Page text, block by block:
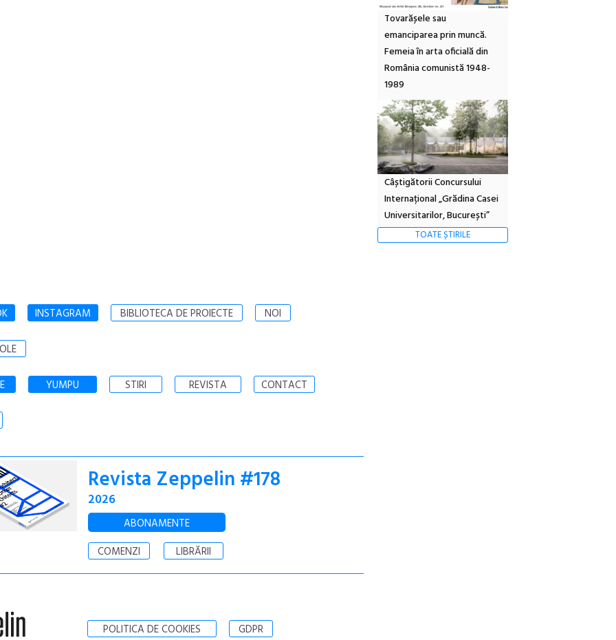
Tovarășele sau
emanciparea prin muncă.
Femeia în arta oficială din
România comunistă 1948-
1989
Câștigătorii Concursului
Internațional „Grădina Casei
Universitarilor, București”
TOATE ȘTIRILE
INSTAGRAM BIBLIOTECA DE PROIECTE NOI
YUMPU STIRI REVISTA CONTACT
Revista Zeppelin #178
2026
ABONAMENTE
COMENZI
LIBRĂRII
POLITICA DE COOKIES GDPR